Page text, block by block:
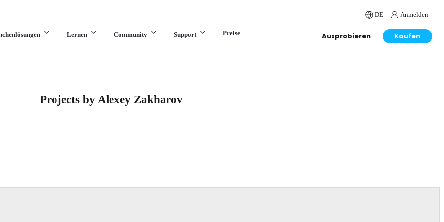
DE Anmelden
Lernen Community Support Preise Ausprobieren Kaufen
Projects by Alexey Zakharov